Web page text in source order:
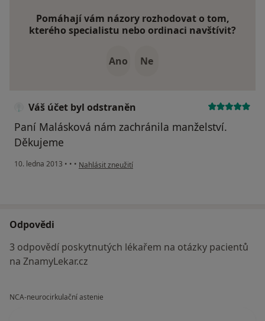
Pomáhají vám názory rozhodovat o tom,
kterého specialistu nebo ordinaci navštívit?
Ano Ne
Váš účet byl odstraněn
Paní Malásková nám zachránila manželství.
Děkujeme
10. ledna 2013 • • • podle názoru uživatele Váš účet byl odstraněn
Nahlásit zneužití
Odpovědi
3 odpovědí poskytnutých lékařem na otázky pacientů
na ZnamyLekar.cz
NCA-neurocirkulační astenie